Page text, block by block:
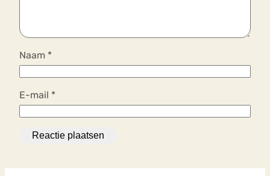
Naam *
E-mail *